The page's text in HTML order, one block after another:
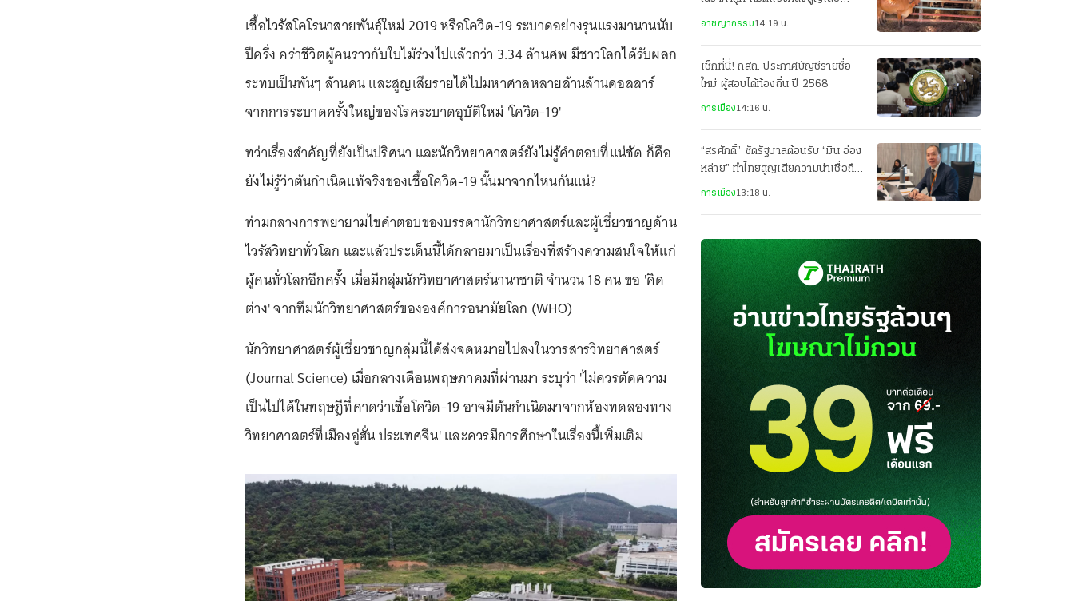
เชื้อไวรัสโคโรนาสายพันธุ์ใหม่ 2019 หรือโควิด-19 ระบาดอย่างรุนแรงมานานนับ
ปีครึ่ง คร่าชีวิตผู้คนราวกับใบไม้ร่วงไปแล้วกว่า 3.34 ล้านศพ มีชาวโลกได้รับผลก
ระทบเป็นพันๆ ล้านคน และสูญเสียรายได้ไปมหาศาลหลายล้านล้านดอลลาร์
จากการระบาดครั้งใหญ่ของโรคระบาดอุบัติใหม่ 'โควิด-19'
ทว่าเรื่องสำคัญที่ยังเป็นปริศนา และนักวิทยาศาสตร์ยังไม่รู้คำตอบที่แน่ชัด ก็คือ
ยังไม่รู้ว่าต้นกำเนิดแท้จริงของเชื้อโควิด-19 นั้นมาจากไหนกันแน่?
ท่ามกลางการพยายามไขคำตอบของบรรดานักวิทยาศาสตร์และผู้เชี่ยวชาญด้าน
ไวรัสวิทยาทั่วโลก และแล้วประเด็นนี้ได้กลายมาเป็นเรื่องที่สร้างความสนใจให้แก่
ผู้คนทั่วโลกอีกครั้ง เมื่อมีกลุ่มนักวิทยาศาสตร์นานาชาติ จำนวน 18 คน ขอ 'คิด
ต่าง' จากทีมนักวิทยาศาสตร์ขององค์การอนามัยโลก (WHO)
นักวิทยาศาสตร์ผู้เชี่ยวชาญกลุ่มนี้ได้ส่งจดหมายไปลงในวารสารวิทยาศาสตร์
(Journal Science) เมื่อกลางเดือนพฤษภาคมที่ผ่านมา ระบุว่า 'ไม่ควรตัดความ
เป็นไปได้ในทฤษฎีที่คาดว่าเชื้อโควิด-19 อาจมีต้นกำเนิดมาจากห้องทดลองทาง
วิทยาศาสตร์ที่เมืองอู่ฮั่น ประเทศจีน' และควรมีการศึกษาในเรื่องนี้เพิ่มเติม
อาชญากรรม14:19 น.
เช็กที่นี่! กสถ. ประกาศบัญชีรายชื่อ
ใหม่ ผู้สอบได้ท้องถิ่น ปี 2568
การเมือง14:16 น.
“สรศักดิ์” ซัดรัฐบาลต้อนรับ “มิน อ่อง
หล่าย” ทำไทยสูญเสียความน่าเชื่อถือ
ในเวทีโลก
การเมือง13:18 น.